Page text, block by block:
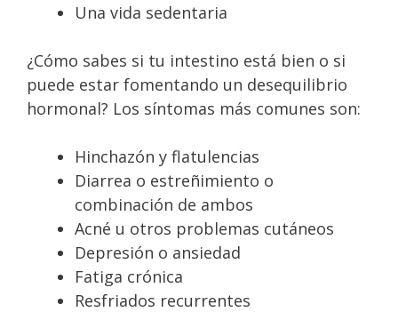
Una vida sedentaria
¿Cómo sabes si tu intestino está bien o si
puede estar fomentando un desequilibrio
hormonal? Los síntomas más comunes son:
Hinchazón y flatulencias
Diarrea o estreñimiento o
combinación de ambos
Acné u otros problemas cutáneos
Depresión o ansiedad
Fatiga crónica
Resfriados recurrentes